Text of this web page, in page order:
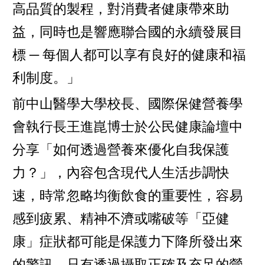
高品質的製程，對消費者健康帶來助
益，同時也是響應聯合國的永續發展目
標 ─ 每個人都可以享有良好的健康和福
利制度。」
前中山醫學大學校長、國際保健營養學
會執行長王進崑博士於公民健康論壇中
分享「如何透過營養來優化自我保護
力？」，內容包含現代人生活步調快
速，時常忽略均衡飲食的重要性，容易
感到疲累、精神不濟或嘴破等「亞健
康」症狀都可能是保護力下降所發出來